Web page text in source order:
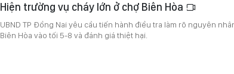
Hiện trường vụ cháy lớn ở chợ Biên Hòa
UBND TP Đồng Nai yêu cầu tiến hành điều tra làm rõ nguyên
Biên Hòa vào tối 5-8 và đánh giá thiệt hại.